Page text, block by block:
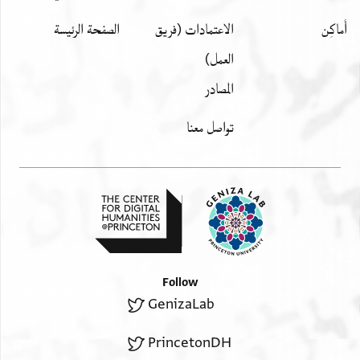
أَماكِن
الاعتمادات (فريق
العمل)
المصادر
تواصل معنا
الصفحة الرئيسة
Follow
GenizaLab
PrincetonDH